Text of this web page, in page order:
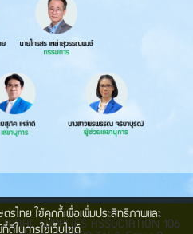
SUPPLIES ASSOCIATION 106
รไทย ใช้คุกกี้เพื่อเพิ่มประสิทธิภาพและ
ดีในการใช้เว็บไซต์